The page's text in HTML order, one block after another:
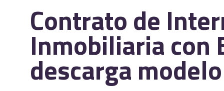
Contrato de
Inmobiliaria con
descarga modelo